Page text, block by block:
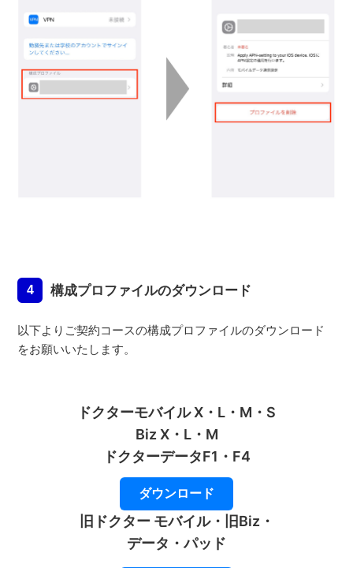
4 構成プロファイルのダウンロード
以下よりご契約コースの構成プロファイルのダウンロード
をお願いいたします。
ドクターモバイル X・L・M・S
Biz X・L・M
ドクターデータF1・F4
ダウンロード
旧ドクター モバイル・旧Biz・
データ・パッド